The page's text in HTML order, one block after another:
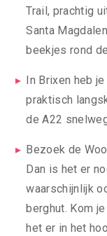
Trail, prachtig
Santa
beekjes rond
In Brixen heb
praktisch
de A22
Bezoek de
Dan is het er
waarschijnlijk
berghut. Kom
het er in het